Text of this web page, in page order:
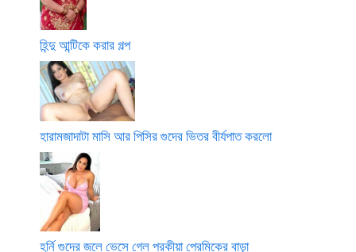
হিন্দু আন্টিকে করার গল্প
হারামজাদাটা মাসি আর পিসির গুদের ভিতর বীর্যপাত করলো
হর্নি গুদের জলে ভেসে গেল পরকীয়া প্রেমিকের বাড়া